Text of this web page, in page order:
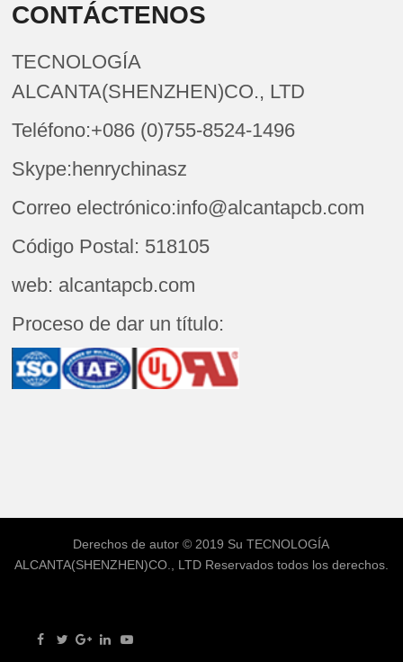
CONTÁCTENOS
TECNOLOGÍA
ALCANTA(SHENZHEN)CO., LTD
Teléfono:+086 (0)755-8524-1496
Skype:henrychinasz
Correo electrónico:info@alcantapcb.com
Código Postal: 518105
web: alcantapcb.com
Proceso de dar un título:
Derechos de autor © 2019 SuTECNOLOGÍA
ALCANTA(SHENZHEN)CO., LTDReservados todos los derechos.